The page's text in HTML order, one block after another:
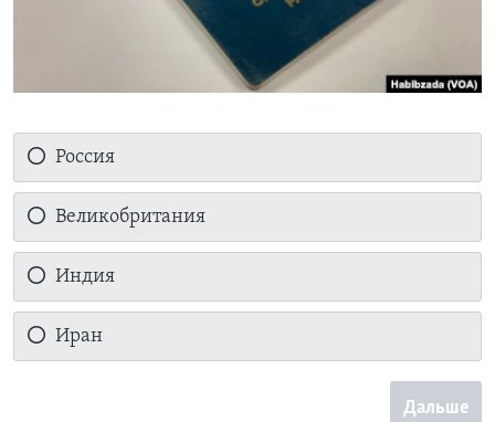
Россия
Великобритания
Индия
Иран
Дальше